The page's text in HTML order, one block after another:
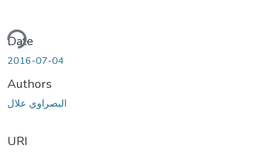
Date
2016-07-04
Authors
البصراوي علال
URI